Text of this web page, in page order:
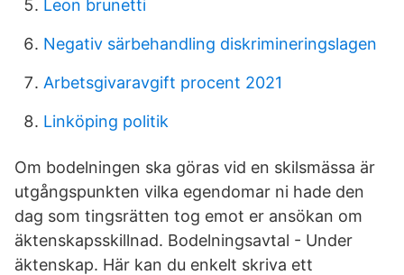
Leon brunetti
Negativ särbehandling diskrimineringslagen
Arbetsgivaravgift procent 2021
Linköping politik
Om bodelningen ska göras vid en skilsmässa är
utgångspunkten vilka egendomar ni hade den
dag som tingsrätten tog emot er ansökan om
äktenskapsskillnad. Bodelningsavtal - Under
äktenskap. Här kan du enkelt skriva ett